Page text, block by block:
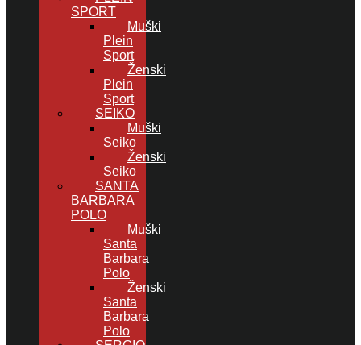
SPORT
Muški
Plein
Sport
Ženski
Plein
Sport
SEIKO
Muški
Seiko
Ženski
Seiko
SANTA
BARBARA
POLO
Muški
Santa
Barbara
Polo
Ženski
Santa
Barbara
Polo